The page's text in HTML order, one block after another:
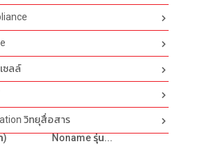
ซลล์
วิทยุสื่อสาร
)
รีโมทคอนโทรลแอร์
Noname รุ่น...